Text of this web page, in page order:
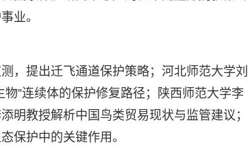
业。
，提出迁飞通道保护策略；河北师范大学刘
”连续体的保护修复路径；陕西师范大学李
明教授解析中国鸟类贸易现状与监管建议；
保护中的关键作用。